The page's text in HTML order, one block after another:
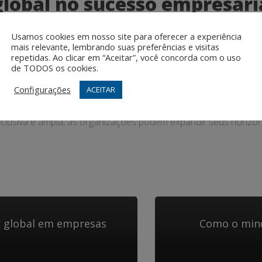
no sucesso empresarial, pois permite que as empresas se
relacionamentos sólidos com clientes e parceiros
desenvolver um mindset global é essencial para
e ampla, as organizações podem expandir seus
em empresas
Como o
Usamos cookies em nosso site para oferecer a experiência
mais relevante, lembrando suas preferências e visitas
repetidas. Ao clicar em “Aceitar”, você concorda com o uso
de TODOS os cookies.
Configurações
ACEITAR